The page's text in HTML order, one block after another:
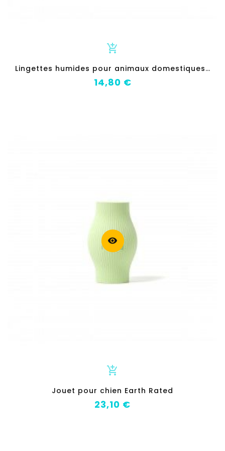
add_shopping_cart
L
ingettes humides pour animaux domestiques Earth Rated Lavande (60 Pièces)
Prix
14,80 €
visibility
add_shopping_cart
Jouet pour chien Earth Rated
Prix
23,10 €